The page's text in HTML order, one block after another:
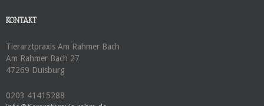
KONTAKT
Tierarztpraxis Am Rahmer Bach
Am Rahmer Bach 27
47269 Duisburg
0203 41415288